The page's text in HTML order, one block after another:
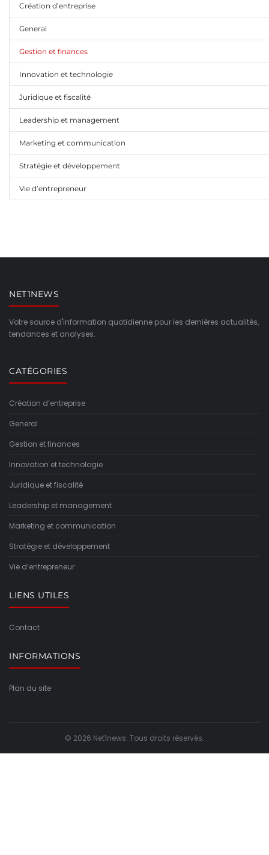
Création d’entreprise
General
Gestion et finances
Innovation et technologie
Juridique et fiscalité
Leadership et management
Marketing et communication
Stratégie et développement
Vie d’entrepreneur
NET1NEWS
Votre source d'information quotidienne pour les dernières actualités,
tendances et analyses.
CATÉGORIES
Création d’entreprise
General
Gestion et finances
Innovation et technologie
Juridique et fiscalité
Leadership et management
Marketing et communication
Stratégie et développement
Vie d’entrepreneur
LIENS UTILES
Contact
INFORMATIONS
Plan du site
© 2026 Net1news. Tous droits réservés.